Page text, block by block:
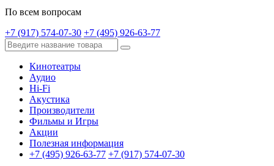
По всем вопросам
+7 (917) 574-07-30 +7 (495) 926-63-77
Кинотеатры
Аудио
Hi-Fi
Акустика
Производители
Фильмы и Игры
Акции
Полезная информация
+7 (495) 926-63-77 +7 (917) 574-07-30